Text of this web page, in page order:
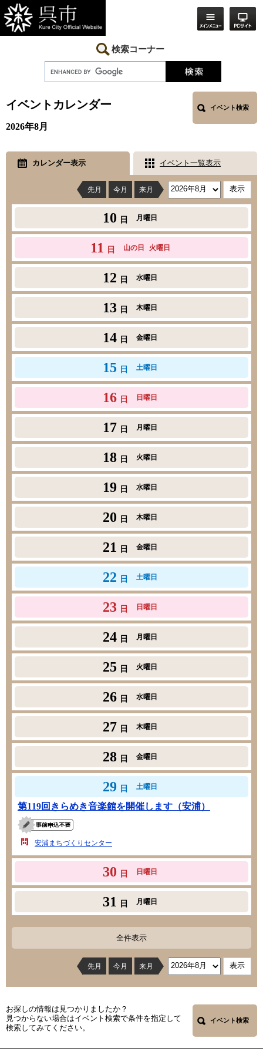
ー
ジ
の
ニ
ュ
ー
へ
検索コーナー
イベントカレンダー イベント検索
2026年8月
カレンダー表示 イベント一覧表示
先月 今月 来月
10 日 月曜日
11 日 山の日 火曜日
12 日 水曜日
13 日 木曜日
14 日 金曜日
15 日 土曜日
16 日 日曜日
17 日 月曜日
18 日 火曜日
19 日 水曜日
20 日 木曜日
21 日 金曜日
22 日 土曜日
23 日 日曜日
24 日 月曜日
25 日 火曜日
26 日 水曜日
27 日 木曜日
28 日 金曜日
29 日 土曜日
第119回きらめき音楽館を開催します（安浦）
安浦まちづくりセンター
30 日 日曜日
31 日 月曜日
全件表示
先月 今月 来月
お探しの情報は見つかりましたか？
見つからない場合はイベント検索で条件を指定して
検索してみてください。
イベント検索